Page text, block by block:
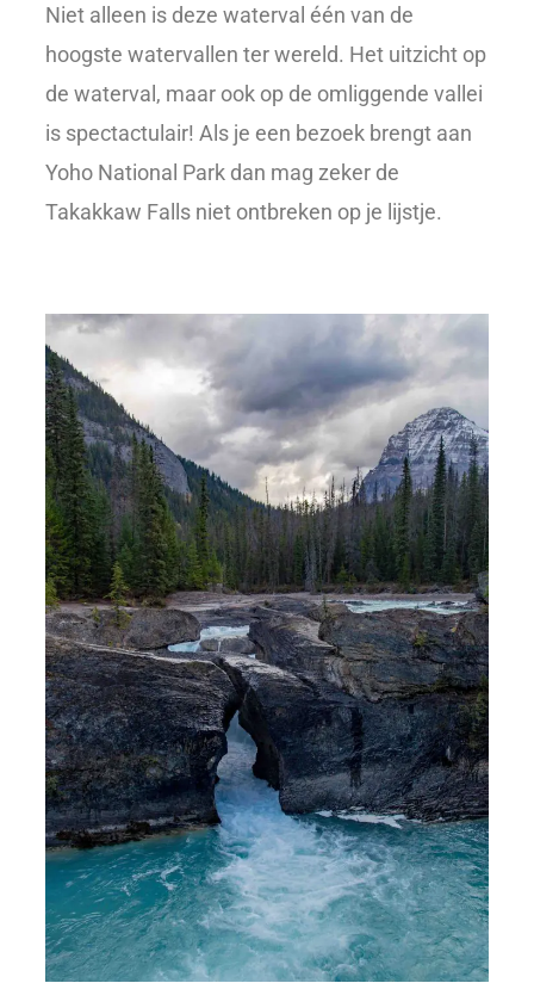
Niet alleen is deze waterval één van de
hoogste watervallen ter wereld. Het uitzicht op
de waterval, maar ook op de omliggende vallei
is spectactulair! Als je een bezoek brengt aan
Yoho National Park dan mag zeker de
Takakkaw Falls niet ontbreken op je lijstje.